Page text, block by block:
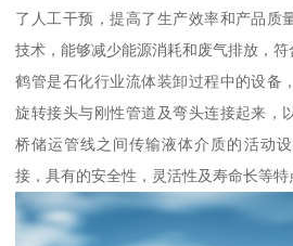
了人工干预，提高了生产效率和产品质
技术，能够减少能源消耗和废气排放，符
鹤管是石化行业流体装卸过程中的设备
旋转接头与刚性管道及弯头连接起来，
桥储运管线之间传输液体介质的活动
接，具有的安全性，灵活性及寿命长等特